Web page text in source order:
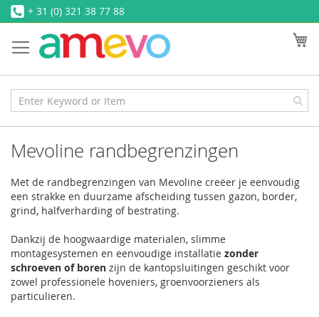
Ga
naar
de
inhoud
+ 31 (0) 321 38 77 88
Mevoline randbegrenzingen
Met de randbegrenzingen van Mevoline creëer je eenvoudig
een strakke en duurzame afscheiding tussen gazon, border,
grind, halfverharding of bestrating.
Dankzij de hoogwaardige materialen, slimme
montagesystemen en eenvoudige installatie zonder
schroeven of boren zijn de kantopsluitingen geschikt voor
zowel professionele hoveniers, groenvoorzieners als
particulieren.